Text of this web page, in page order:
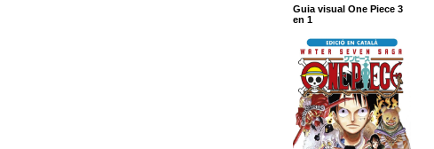
Guia visual One Piece 3
en 1